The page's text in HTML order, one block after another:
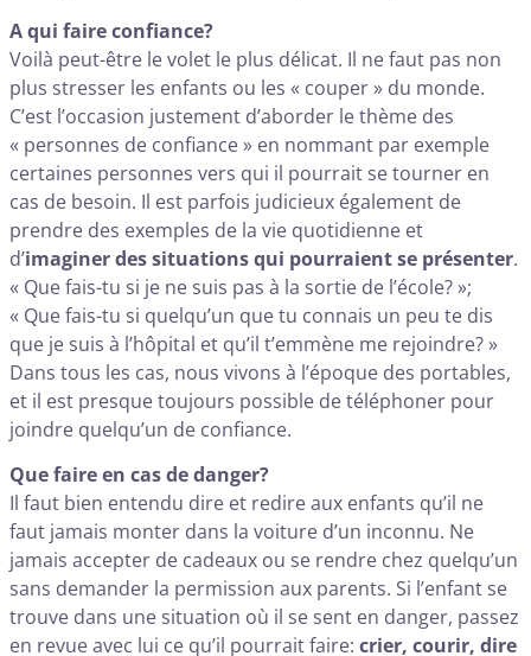
A qui faire confiance?
Voilà peut-être le volet le plus délicat. Il ne faut pas non
plus stresser les enfants ou les « couper » du monde.
C’est l’occasion justement d’aborder le thème des
« personnes de confiance » en nommant par exemple
certaines personnes vers qui il pourrait se tourner en
cas de besoin. Il est parfois judicieux également de
prendre des exemples de la vie quotidienne et
d’imaginer des situations qui pourraient se présenter.
« Que fais-tu si je ne suis pas à la sortie de l’école? »;
« Que fais-tu si quelqu’un que tu connais un peu te dis
que je suis à l’hôpital et qu’il t’emmène me rejoindre? »
Dans tous les cas, nous vivons à l’époque des portables,
et il est presque toujours possible de téléphoner pour
joindre quelqu’un de confiance.
Que faire en cas de danger?
Il faut bien entendu dire et redire aux enfants qu’il ne
faut jamais monter dans la voiture d’un inconnu. Ne
jamais accepter de cadeaux ou se rendre chez quelqu’un
sans demander la permission aux parents. Si l’enfant se
trouve dans une situation où il se sent en danger, passez
en revue avec lui ce qu’il pourrait faire: crier, courir, dire